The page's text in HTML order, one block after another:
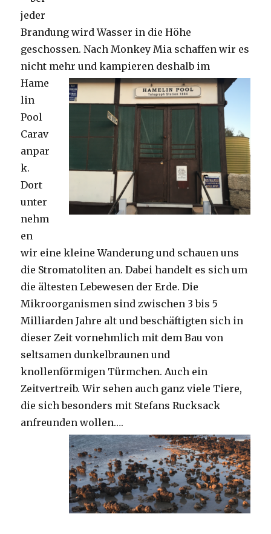
jeder
Brandung wird Wasser in die Höhe
geschossen. Nach Monkey Mia schaffen wir es
nicht mehr und kampieren deshalb im
Hame
lin
Pool
Carav
anpar
k.
Dort
unter
nehm
en
wir eine kleine Wanderung und schauen uns
die Stromatoliten an. Dabei handelt es sich um
die ältesten Lebewesen der Erde. Die
Mikroorganismen sind zwischen 3 bis 5
Milliarden Jahre alt und beschäftigten sich in
dieser Zeit vornehmlich mit dem Bau von
seltsamen dunkelbraunen und
knollenförmigen Türmchen. Auch ein
Zeitvertreib. Wir sehen auch ganz viele Tiere,
die sich besonders mit Stefans Rucksack
anfreunden wollen….